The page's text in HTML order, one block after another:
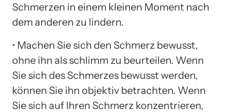
Schmerzen in einem kleinen Moment nach
dem anderen zu lindern.
• Machen Sie sich den Schmerz bewusst,
ohne ihn als schlimm zu beurteilen. Wenn
Sie sich des Schmerzes bewusst werden,
können Sie ihn objektiv betrachten. Wenn
Sie sich auf Ihren Schmerz konzentrieren,